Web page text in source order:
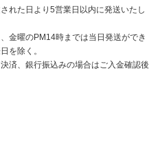
れた日より5営業日以内に発送いたし
金曜のPM14時までは当日発送ができ
を除く。
済、銀行振込みの場合はご入金確認後